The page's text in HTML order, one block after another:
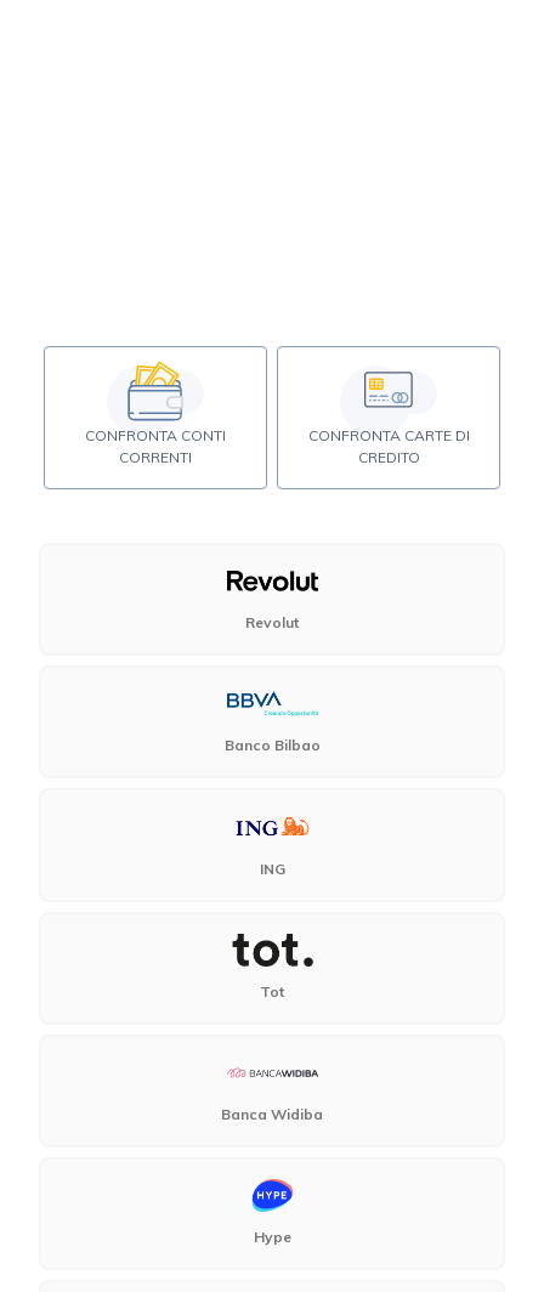
CONFRONTA CONTI
CORRENTI
CONFRONTA CARTE DI
CREDITO
Revolut
Banco Bilbao
ING
Tot
Banca Widiba
Hype